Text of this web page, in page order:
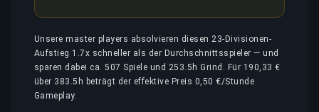
Unsere master players absolvieren diesen 23-Divisionen-
Aufstieg 1.7x schneller als der Durchschnittsspieler — und
sparen dabei ca. 507 Spiele und 253.5h Grind. Für 190,33 €
über 383.5h beträgt der effektive Preis 0,50 €/Stunde
Gameplay.